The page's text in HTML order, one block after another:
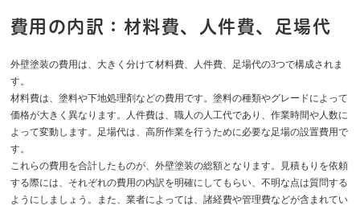
費用の内訳：材料費、人件費、足場代
外壁塗装の費用は、大きく分けて材料費、人件費、足場代の3つで構成されま
す。
材料費は、塗料や下地処理剤などの費用です。塗料の種類やグレードによって
価格が大きく異なります。人件費は、職人の人工代であり、作業時間や人数に
よって変動します。足場代は、高所作業を行うために必要な足場の設置費用で
す。
これらの費用を合計したものが、外壁塗装の総額となります。見積もりを依頼
する際には、それぞれの費用の内訳を明確にしてもらい、不明な点は質問する
ようにしましょう。また、業者によっては、諸経費や管理費などが含まれてい